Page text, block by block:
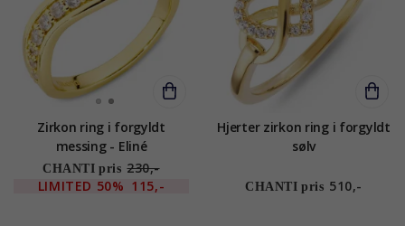
Zirkon ring i forgyldt
messing - Eliné
CHANTI pris 230,-
LIMITED 50% 115,-
Hjerter zirkon ring i forgyldt
sølv
CHANTI pris 510,-